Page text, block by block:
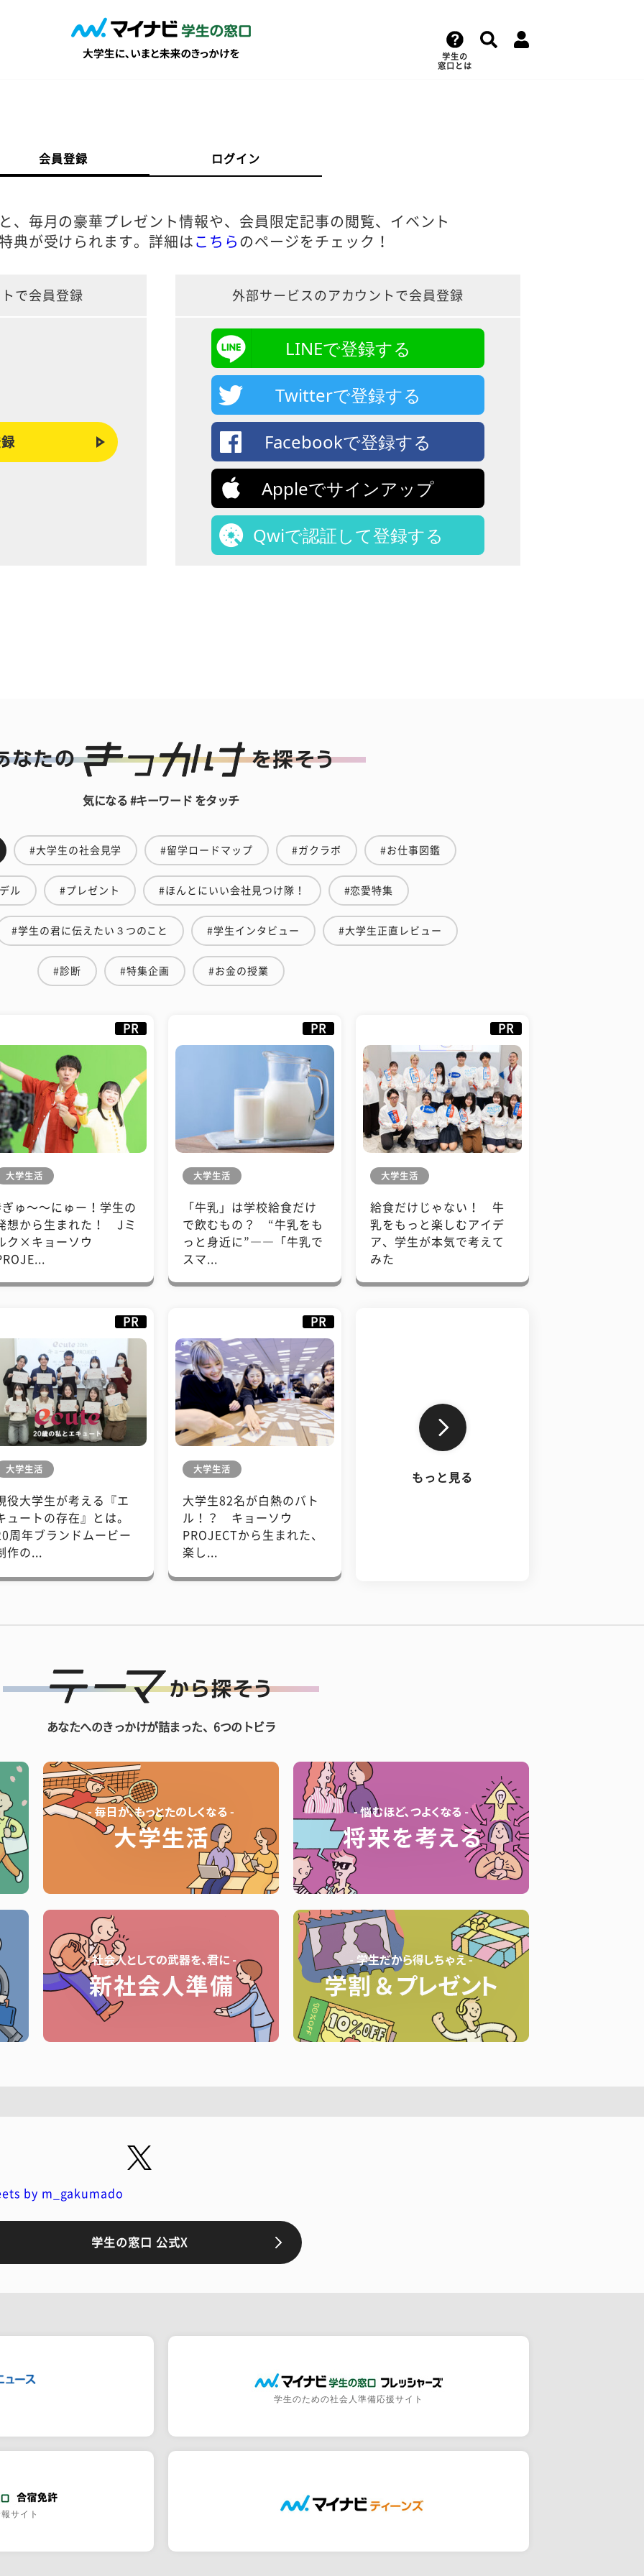
学生の
窓口とは
会員登録 ログイン
、毎月の豪華プレゼント情報や、会員限定記事の閲覧、イベント
典が受けられます。詳細は こちら のページをチェック！
で会員登録 外部サービスのアカウントで会員登録
LINEで登録する
Twitterで登録する
Facebookで登録する
Appleでサインアップ
Qwiで認証して登録する
気になる #キーワード をタッチ
#大学生の社会見学 #留学ロードマップ #ガクラボ #お仕事図鑑
ル #プレゼント #ほんとにいい会社見つけ隊！ #恋愛特集
#学生の君に伝えたい３つのこと #学生インタビュー #大学生正直レビュー
#診断 #特集企画 #お金の授業
PR
大学生活
ぎゅ〜〜にゅー！学生の
想から生まれた！ Jミ
ク×キョーソウ
PR
大学生活
「牛乳」は学校給食だけ
で飲むもの？ “牛乳をも
っと身近に”――「牛乳で
スマ...
PR
大学生活
給食だけじゃない！ 牛
乳をもっと楽しむアイデ
ア、学生が本気で考えて
みた
PR
大学生活
役大学生が考える『エ
ュートの存在』とは。
周年ブランドムービー
作の...
PR
大学生活
大学生82名が白熱のバト
ル！？ キョーソウ
PROJECTから生まれた、
楽し...
もっと見る
あなたへのきっかけが詰まった、6つのトビラ
by m_gakumado
学生の窓口 公式X
学生のための社会人準備応援サイト
サイト